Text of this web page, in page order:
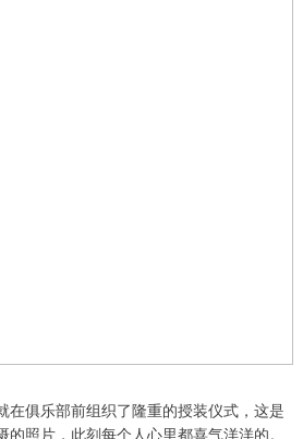
在俱乐部前组织了隆重的授装仪式，这是
照片，此刻每个人心里都喜气洋洋的。